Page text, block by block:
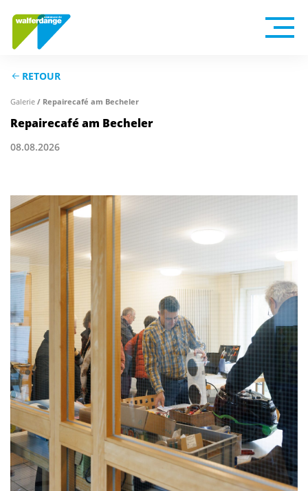
RETOUR
Galerie / Repairecafé am Becheler
Repairecafé am Becheler
08.08.2026